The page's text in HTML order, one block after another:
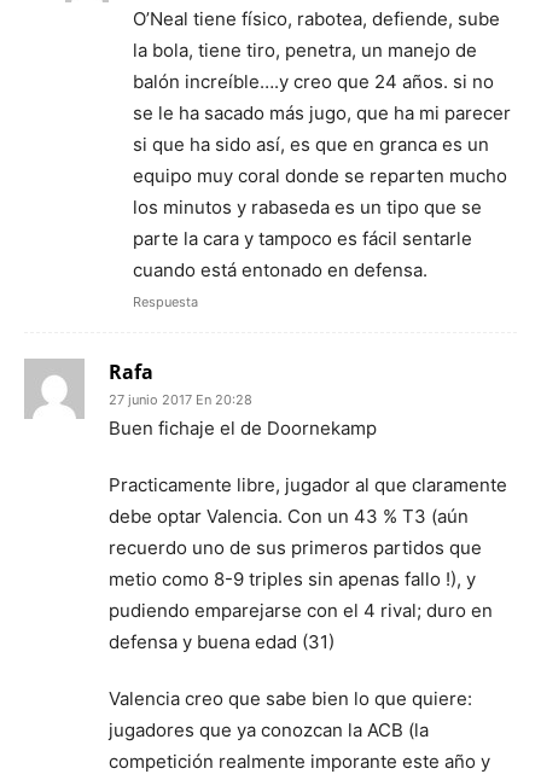
O’Neal tiene físico, rabotea, defiende, sube
la bola, tiene tiro, penetra, un manejo de
balón increíble….y creo que 24 años. si no
se le ha sacado más jugo, que ha mi parecer
si que ha sido así, es que en granca es un
equipo muy coral donde se reparten mucho
los minutos y rabaseda es un tipo que se
parte la cara y tampoco es fácil sentarle
cuando está entonado en defensa.
Respuesta
Rafa
27 junio 2017 En 20:28
Buen fichaje el de Doornekamp
Practicamente libre, jugador al que claramente
debe optar Valencia. Con un 43 % T3 (aún
recuerdo uno de sus primeros partidos que
metio como 8-9 triples sin apenas fallo !), y
pudiendo emparejarse con el 4 rival; duro en
defensa y buena edad (31)
Valencia creo que sabe bien lo que quiere:
jugadores que ya conozcan la ACB (la
competición realmente imporante este año y